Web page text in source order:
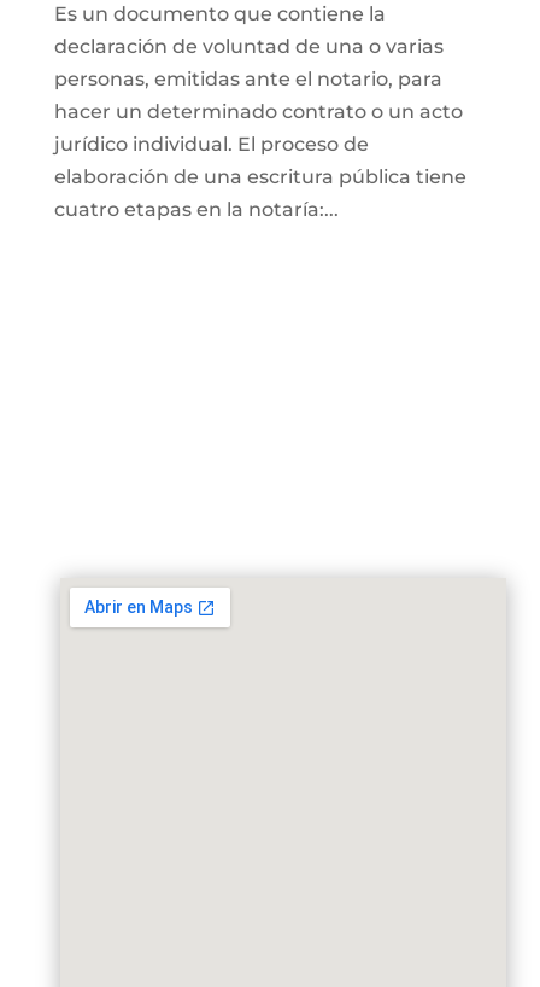
Es un documento que contiene la
declaración de voluntad de una o varias
personas, emitidas ante el notario, para
hacer un determinado contrato o un acto
jurídico individual. El proceso de
elaboración de una escritura pública tiene
cuatro etapas en la notaría:...